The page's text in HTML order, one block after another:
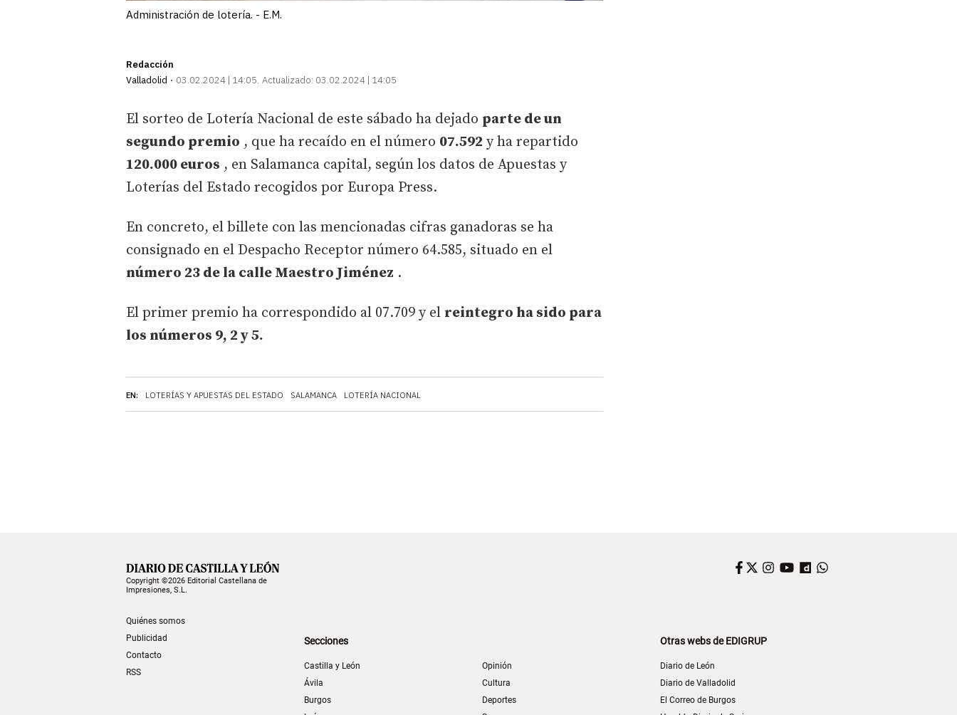
Administración de lotería. - E.M.
Redacción
Valladolid
03.02.2024 | 14:05 Actualizado: 03.02.2024 | 14:05
EN: LOTERÍAS Y APUESTAS DEL ESTADO SALAMANCA LOTERÍA NACIONAL
El sorteo de Lotería Nacional de este sábado ha dejado parte de un
segundo premio , que ha recaído en el número 07.592 y ha repartido
120.000 euros , en Salamanca capital, según los datos de Apuestas y
Loterías del Estado recogidos por Europa Press.
En concreto, el billete con las mencionadas cifras ganadoras se ha
consignado en el Despacho Receptor número 64.585, situado en el
número 23 de la calle Maestro Jiménez .
El primer premio ha correspondido al 07.709 y el reintegro ha sido para
los números 9, 2 y 5.
Copyright ©2026 Editorial Castellana de
Impresiones, S.L.
Quiénes somos
Publicidad
Contacto
RSS
Facebook
Twitter
Instagram
YouTube
Dailymotion
Secciones
Castilla y León
Ávila
Burgos
Opinión
Cultura
Deportes
Otras webs de EDIGRUP
Diario de León
Diario de Valladolid
El Correo de Burgos